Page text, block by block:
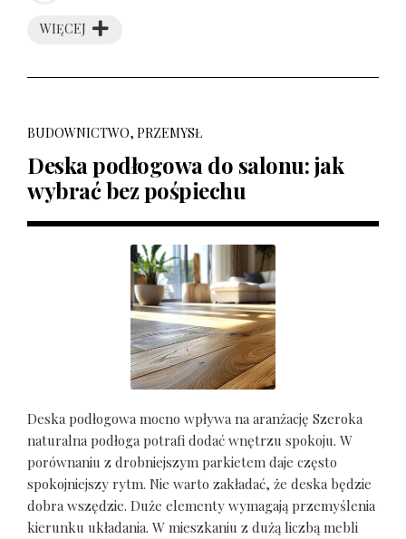
WIĘCEJ
BUDOWNICTWO, PRZEMYSŁ
Deska podłogowa do salonu: jak
wybrać bez pośpiechu
Deska podłogowa mocno wpływa na aranżację Szeroka
naturalna podłoga potrafi dodać wnętrzu spokoju. W
porównaniu z drobniejszym parkietem daje często
spokojniejszy rytm. Nie warto zakładać, że deska będzie
dobra wszędzie. Duże elementy wymagają przemyślenia
kierunku układania. W mieszkaniu z dużą liczbą mebli